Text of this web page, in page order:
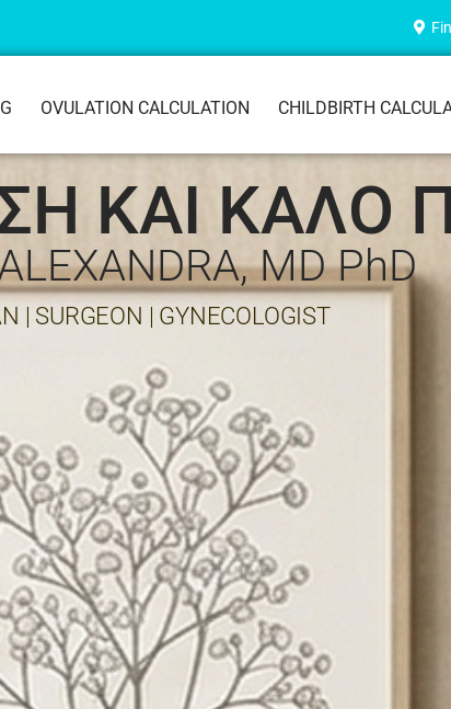
OVULATION CALCULATION CHILDBIRTH
ΚΑΙ ΚΑΛΟ
MD PhD
| SURGEON | GYNECOLOGIST